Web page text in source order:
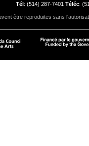
Tél : (514) 287-7401 Téléc:
être reproduites sans